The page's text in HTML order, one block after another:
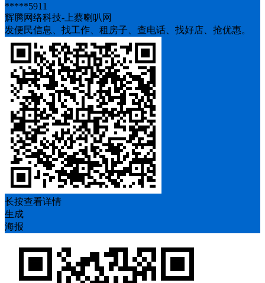
*****5911
辉腾网络科技-上蔡喇叭网
发便民信息、找工作、租房子、查电话、找好店、抢优惠。
长按查看详情
生成
海报